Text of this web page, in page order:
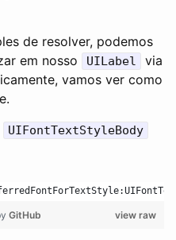
de resolver, podemos
em nosso
UILabel via
vamos ver como
UIFontTextStyleBody
view raw
GitHub